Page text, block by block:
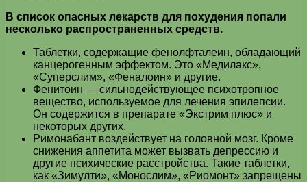
В список опасных лекарств для похудения попали
несколько распространенных средств.
Таблетки, содержащие фенолфталеин, обладающий
канцерогенным эффектом. Это «Медилакс»,
«Суперслим», «Феналоин» и другие.
Фенитоин — сильнодействующее психотропное
вещество, используемое для лечения эпилепсии.
Он содержится в препарате «Экстрим плюс» и
некоторых других.
Римонабант воздействует на головной мозг. Кроме
снижения аппетита может вызвать депрессию и
другие психические расстройства. Такие таблетки,
как «Зимулти», «Монослим», «Риомонт» запрещены